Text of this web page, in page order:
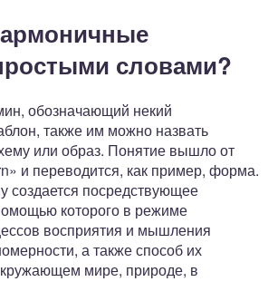
словами?
обозначающий некий
также им можно назвать
или образ. Понятие вышло от
и переводится, как пример, форма.
создается посредствующее
которого в режиме
восприятия и мышления
а также способ их
мире, природе, в